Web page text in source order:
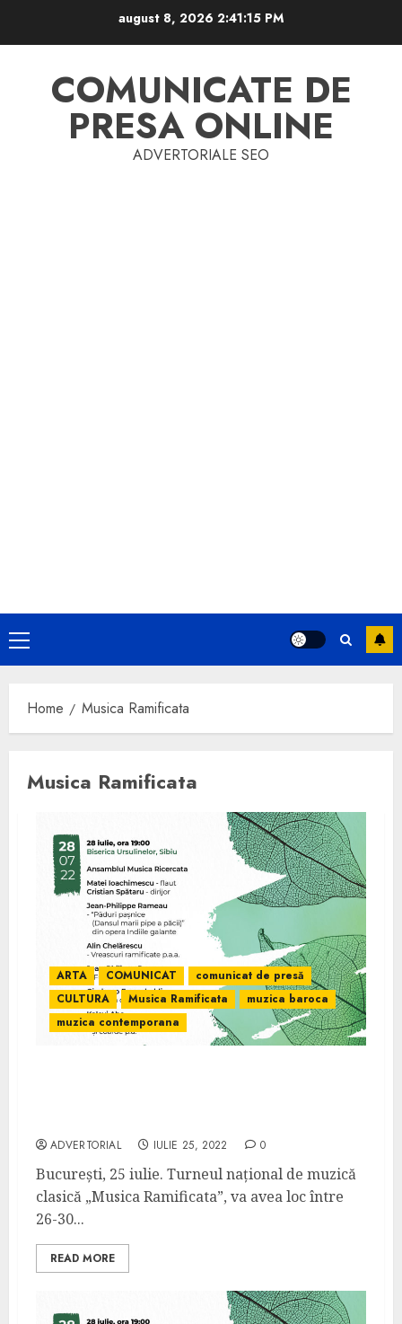
august 8, 2026 2:41:15 PM
COMUNICATE DE
PRESA ONLINE
ADVERTORIALE SEO
Primary
Menu
Home Musica Ramificata
Musica Ramificata
ARTA COMUNICAT
comunicat de presă
CULTURA
Musica Ramificata
muzica baroca
muzica contemporana
ADVERTORIAL IULIE 25, 2022 0
București, 25 iulie. Turneul național de muzică
clasică „Musica Ramificata”, va avea loc între
26-30...
READ MORE